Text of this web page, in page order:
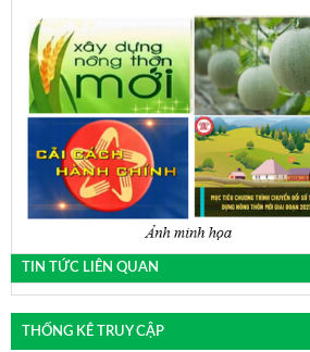
TIN TỨC LIÊN QUAN
THỐNG KÊ TRUY CẬP